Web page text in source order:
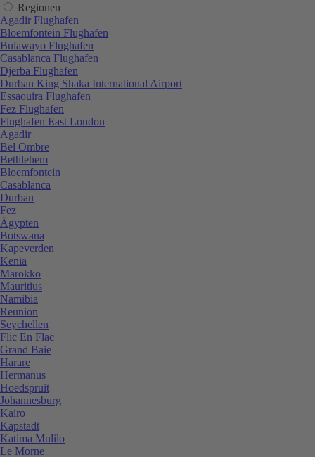
Regionen
Agadir Flughafen
Bloemfontein Flughafen
Bulawayo Flughafen
Casablanca Flughafen
Djerba Flughafen
Durban King Shaka International Airport
Essaouira Flughafen
Fez Flughafen
Flughafen East London
Agadir
Bel Ombre
Bethlehem
Bloemfontein
Casablanca
Durban
Fez
Ägypten
Botswana
Kapeverden
Kenia
Marokko
Mauritius
Namibia
Reunion
Seychellen
Flic En Flac
Grand Baie
Harare
Hermanus
Hoedspruit
Johannesburg
Kairo
Kapstadt
Katima Mulilo
Le Morne